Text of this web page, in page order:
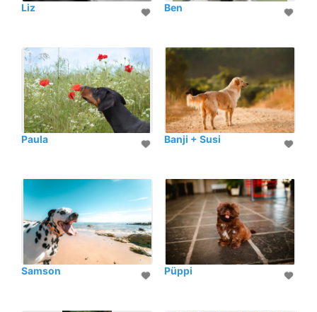
Liz Ben
Paula Banji + Susi
Samson Püppi